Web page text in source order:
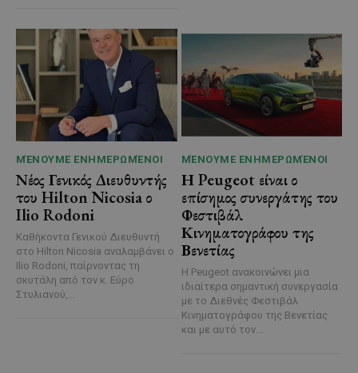
ΜΈΝΟΥΜΕ ΕΝΗΜΕΡΩΜΈΝΟΙ
Νέος Γενικός Διευθυντής
του Hilton Nicosia ο
Ilio Rodoni
Καθήκοντα Γενικού Διευθυντή
στο Hilton Nicosia αναλαμβάνει ο
Ilio Rodoni, παίρνοντας τη
σκυτάλη από τον κ. Εύρο
Στυλιανού,...
ΜΈΝΟΥΜΕ ΕΝΗΜΕΡΩΜΈΝΟΙ
Η Peugeot είναι ο
επίσημος συνεργάτης του
Φεστιβάλ
Κινηματογράφου της
Βενετίας
Η Peugeot ανακοινώνει μια
ιδιαίτερα σημαντική συνεργασία
με το Διεθνές Φεστιβάλ
Κινηματογράφου της Βενετίας
και με αυτό τον...